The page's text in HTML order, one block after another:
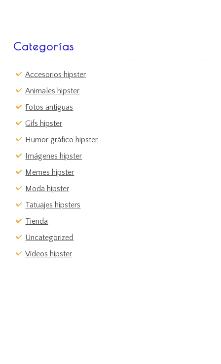
Categorías
Accesorios hipster
Animales hipster
Fotos antiguas
Gifs hipster
Humor gráfico hipster
Imágenes hipster
Memes hipster
Moda hipster
Tatuajes hipsters
Tienda
Uncategorized
Vídeos hipster